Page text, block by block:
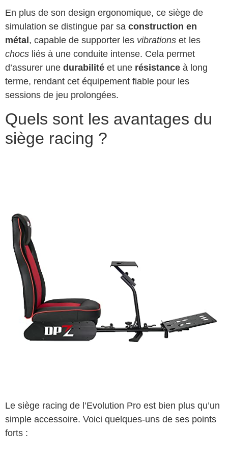
En plus de son design ergonomique, ce siège de
simulation se distingue par sa construction en
métal , capable de supporter les vibrations et les
chocs liés à une conduite intense. Cela permet
d’assurer une durabilité et une résistance à long
terme, rendant cet équipement fiable pour les
sessions de jeu prolongées.
Quels sont les avantages du
siège racing ?
Le siège racing de l’Evolution Pro est bien plus qu’un
simple accessoire. Voici quelques-uns de ses points
forts :